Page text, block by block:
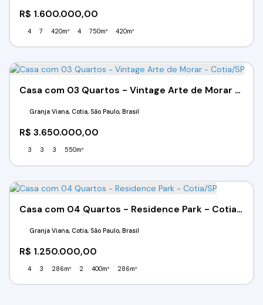
R$ 1.600.000,00
4 7 420m² 4 750m² 420m²
Casa com 03 Quartos - Vintage Arte de Morar - Cotia/SP
R$ 3.650.000,00
Granja Viana, Cotia, São Paulo, Brasil
3 3 3 550m²
Casa com 04 Quartos - Residence Park - Cotia/SP
R$ 1.250.000,00
Granja Viana, Cotia, São Paulo, Brasil
4 3 286m² 2 400m² 286m²